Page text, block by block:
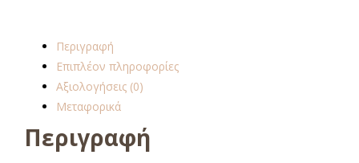
Περιγραφή
Επιπλέον πληροφορίες
Αξιολογήσεις (0)
Μεταφορικά
Περιγραφή